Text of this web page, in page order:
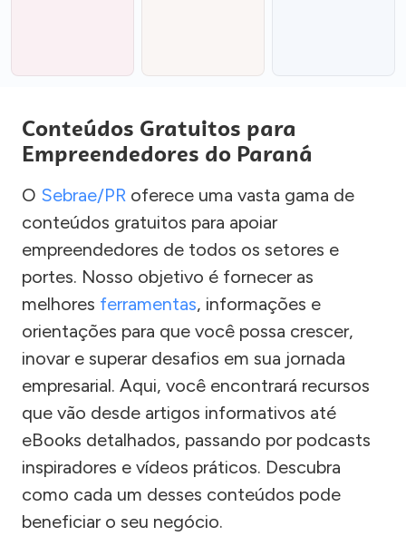
Conteúdos Gratuitos para
Empreendedores do Paraná
O Sebrae/PR oferece uma vasta gama de
conteúdos gratuitos para apoiar
empreendedores de todos os setores e
portes. Nosso objetivo é fornecer as
melhores ferramentas, informações e
orientações para que você possa crescer,
inovar e superar desafios em sua jornada
empresarial. Aqui, você encontrará recursos
que vão desde artigos informativos até
eBooks detalhados, passando por podcasts
inspiradores e vídeos práticos. Descubra
como cada um desses conteúdos pode
beneficiar o seu negócio.